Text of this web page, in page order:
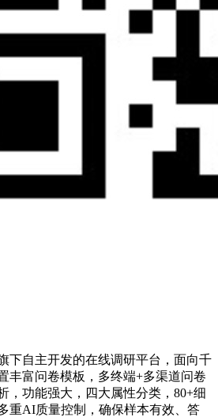
下自主开发的在线调研平台，面向千
丰富问卷模板，多终端+多渠道问卷
，功能强大，四大属性分类，80+细
重AI质量控制，确保样本有效、答